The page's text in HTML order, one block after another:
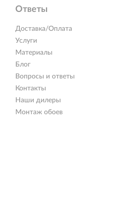
Ответы
Доставка/Оплата
Услуги
Материалы
Блог
Вопросы и ответы
Контакты
Наши дилеры
Монтаж обоев